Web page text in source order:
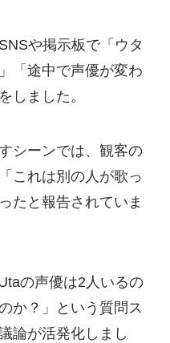
や掲示板で「ウタ
「途中で声優が変わ
しました。
シーンでは、観客の
これは別の人が歌っ
たと報告されていま
の声優は2人いるの
か？」という質問ス
論が活発化しまし